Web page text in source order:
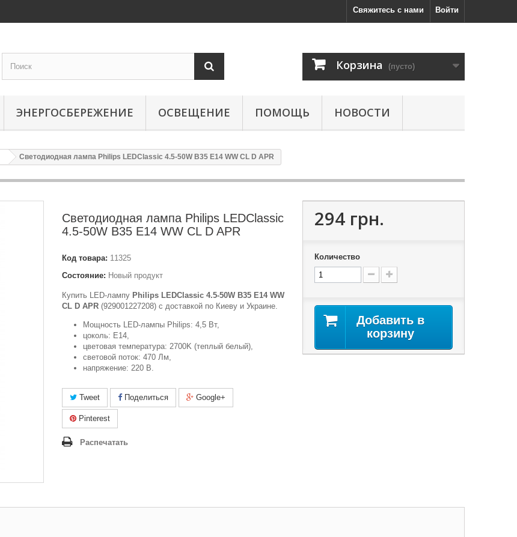
Войти
Свяжитесь с нами
Корзина (пусто)
ЭНЕРГОСБЕРЕЖЕНИЕ ОСВЕЩЕНИЕ ПОМОЩЬ НОВОСТИ
Светодиодная лампа Philips LEDClassic 4.5-50W B35 E14 WW CL D APR
Светодиодная лампа Philips LEDClassic
4.5-50W B35 E14 WW CL D APR
Код товара: 11325
Состояние: Новый продукт
Купить LED-лампу Philips LEDClassic 4.5-50W B35 E14 WW
CL D APR (929001227208) c доставкой по Киеву и Украине.
Мощность LED-лампы Philips: 4,5 Вт,
цоколь: E14,
цветовая температура: 2700K (теплый белый),
световой поток: 470 Лм,
напряжение: 220 В.
Tweet Поделиться Google+
Pinterest
Распечатать
294 грн.
Количество
Добавить в
корзину